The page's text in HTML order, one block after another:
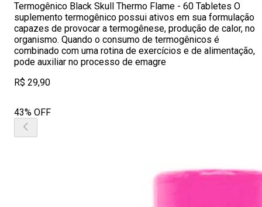
Termogênico Black Skull Thermo Flame - 60 Tabletes O
suplemento termogênico possui ativos em sua formulação
capazes de provocar a termogênese, produção de calor, no
organismo. Quando o consumo de termogênicos é
combinado com uma rotina de exercícios e de alimentação,
pode auxiliar no processo de emagre
R$ 29,90
43% OFF